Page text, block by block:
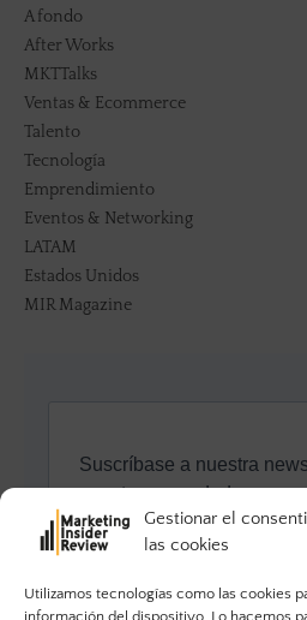
Gestionar el
las cookies
Utilizamos tecnologías como las cookies
información del dispositivo. Lo hacemos
A fondo
After Works
MKTTalks
Ventas & Ecommerce
Talento
Tecnología
Emprendimiento
Eventos & Networking
LATAM
Estados Unidos
MIR Magazine